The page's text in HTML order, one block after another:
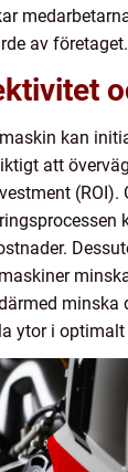
av företaget.
kan
att
(ROI).
minska
ytor i optimalt